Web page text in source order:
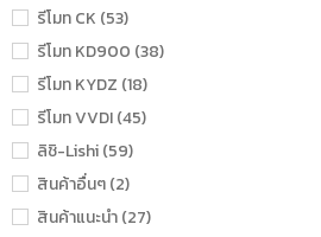
รีโมท CK (53)
รีโมท KD900 (38)
รีโมท KYDZ (18)
รีโมท VVDI (45)
ลิชิ-Lishi (59)
สินค้าอื่นๆ (2)
สินค้าแนะนำ (27)